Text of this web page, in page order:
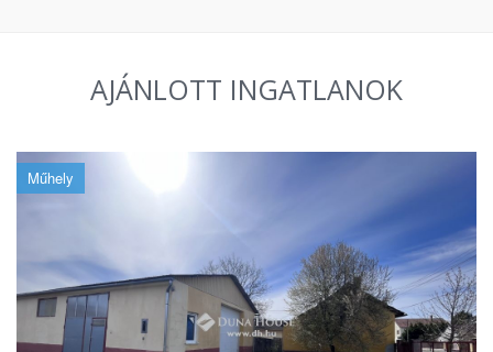
AJÁNLOTT INGATLANOK
Műhely